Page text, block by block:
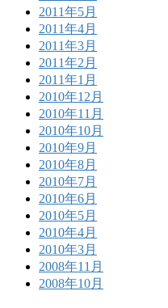
2011年5月
2011年4月
2011年3月
2011年2月
2011年1月
2010年12月
2010年11月
2010年10月
2010年9月
2010年8月
2010年7月
2010年6月
2010年5月
2010年4月
2010年3月
2008年11月
2008年10月